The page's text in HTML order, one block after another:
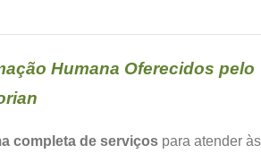
Humana Oferecidos pelo
completa de serviços para atender às